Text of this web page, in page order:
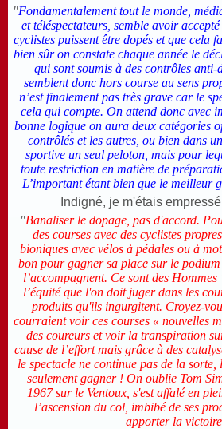
"Fondamentalement tout le monde,
et téléspectateurs, semble avoir
cyclistes puissent être dopés et que cela
bien sûr on constate chaque année le
qui sont soumis à des contrôles anti-
semblent donc hors course au sens
n’est finalement pas très grave car le
cela qui compte. On attend donc avec
bonne logique on aura deux catégories
contrôlés et les autres, ou bien dans
sportive un seul peloton, mais pour
toute restriction en matière de
L’important étant bien que le meilleur
Indigné, je m'étais
"Banaliser le dopage, pas d'accord.
des courses avec des cyclistes
bioniques avec vélos à pédales ou à
bon pour gagner sa place sur le
l’accompagnent. Ce sont des
l’équité que l'on doit juger dans les
produits qu'ils ingurgitent. Croyez-
courraient voir ces courses « nouvelles
des coureurs et voir la transpiration
cause de l’effort mais grâce à des
le spectacle ne continue pas de la sorte,
seulement gagner ! On oublie Tom
1967 sur le Ventoux, s'est affalé en
l’ascension du col, imbibé de ses
apporter la victoire